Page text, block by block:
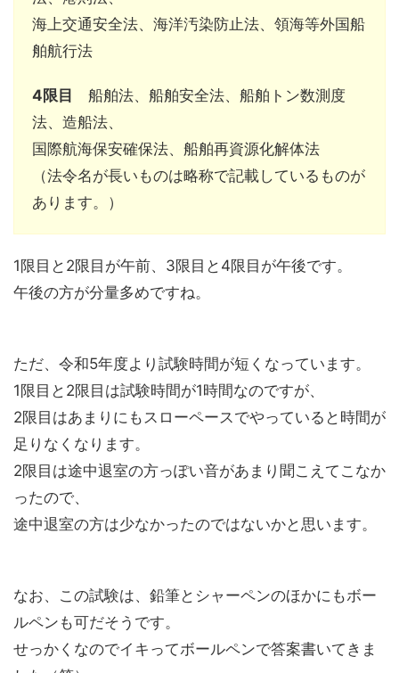
海上交通安全法、海洋汚染防止法、領海等外国船
舶航行法
4限目
船舶法、船舶安全法、船舶トン数測度
法、造船法、
国際航海保安確保法、船舶再資源化解体法
（法令名が長いものは略称で記載しているものが
あります。）
1限目と2限目が午前、3限目と4限目が午後です。
午後の方が分量多めですね。
ただ、令和5年度より試験時間が短くなっています。
1限目と2限目は試験時間が1時間なのですが、
2限目はあまりにもスローペースでやっていると時間が
足りなくなります。
2限目は途中退室の方っぽい音があまり聞こえてこなか
ったので、
途中退室の方は少なかったのではないかと思います。
なお、この試験は、鉛筆とシャーペンのほかにもボー
ルペンも可だそうです。
せっかくなのでイキってボールペンで答案書いてきま